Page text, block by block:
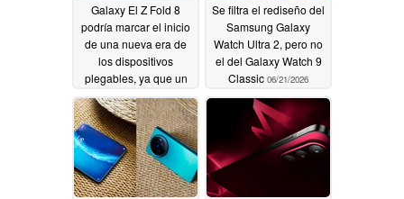
Galaxy El Z Fold 8
podría marcar el inicio
de una nueva era de
los dispositivos
plegables, ya que un
filtrador destaca su
peso y su pliegue
06/25/2026
Se filtra el rediseño del
Samsung Galaxy
Watch Ultra 2, pero no
el del Galaxy Watch 9
Classic 06/21/2026